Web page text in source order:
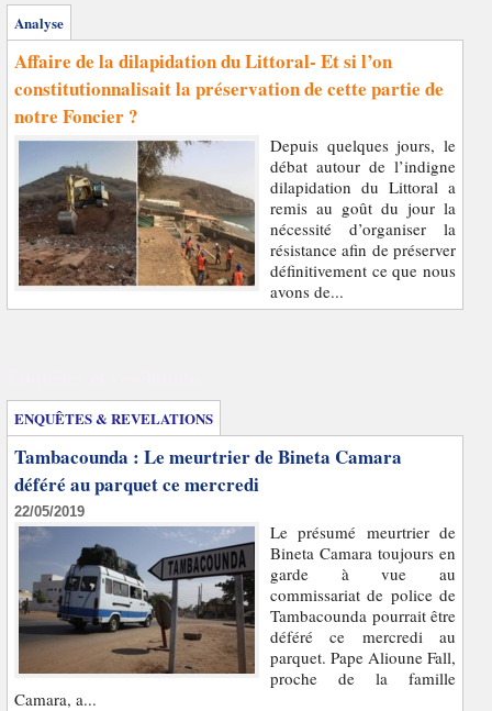
Analyse
Affaire de la dilapidation du Littoral- Et si l’on
constitutionnalisait la préservation de cette partie de
notre Foncier ?
Depuis quelques jours, le
débat autour de l’indigne
dilapidation du Littoral a
remis au goût du jour la
nécessité d’organiser la
résistance afin de préserver
définitivement ce que nous
avons de...
ENQUÊTES & REVELATIONS
Tambacounda : Le meurtrier de Bineta Camara
déféré au parquet ce mercredi
22/05/2019
Le présumé meurtrier de
Bineta Camara toujours en
garde à vue au
commissariat de police de
Tambacounda pourrait être
déféré ce mercredi au
parquet. Pape Alioune Fall,
proche de la famille
Camara, a...